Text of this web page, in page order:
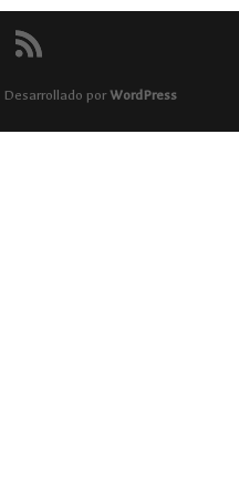
porWordPress